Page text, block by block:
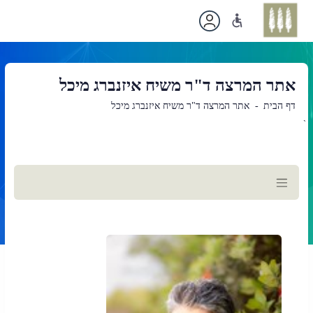
אתר המרצה ד"ר משיח איזנברג מיכל
דף הבית אתר המרצה ד"ר משיח איזנברג מיכל
`
תוכן
ראשי